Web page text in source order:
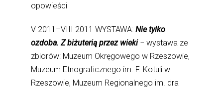
opowieści
V 2011–VIII 2011 WYSTAWA:Nie tylko
ozdoba. Z biżuterią przez wieki − wystawa ze
zbiorów: Muzeum Okręgowego w Rzeszowie,
Muzeum Etnograficznego im. F. Kotuli w
Rzeszowie, Muzeum Regionalnego im. dra